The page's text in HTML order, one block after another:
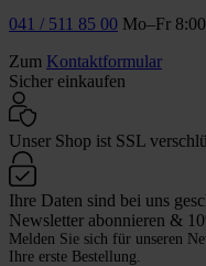
041 / 511 85 00 Mo–Fr
Zum Kontaktformular
Sicher einkaufen
Unser Shop ist SSL
Ihre Daten sind bei uns
Newsletter abonnieren &
Melden Sie sich für unseren
Ihre erste Bestellung.